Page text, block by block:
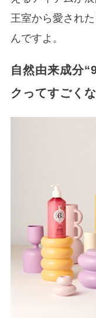
王室から愛され
んですよ。
自然由来成分
クってすごく